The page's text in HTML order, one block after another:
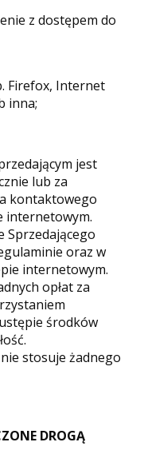
z dostępem do
Firefox, Internet
inna;
jest
lub za
kontaktowego
internetowym.
Sprzedającego
oraz w
internetowym.
opłat za
środków
stosuje żadnego
DROGĄ